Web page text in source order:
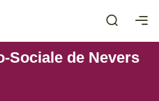
Sociale de Nevers